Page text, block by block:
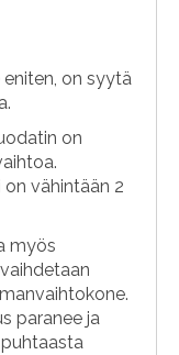
on syytä
on
vähintään 2
myös
paranee ja